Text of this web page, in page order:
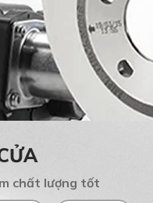
chất lượng tốt